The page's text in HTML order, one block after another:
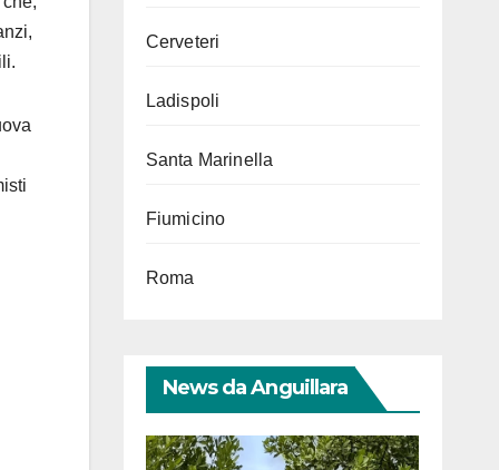
Cerveteri
Ladispoli
Santa Marinella
Fiumicino
Roma
News da Anguillara